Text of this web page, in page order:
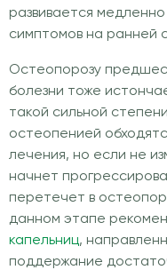
развивается
симптомов на ранней
Остеопорозу
болезни тоже
такой сильной
остеопенией
лечения, но если не
начнет
перетечет в
данном этапе
капельниц,
поддержание